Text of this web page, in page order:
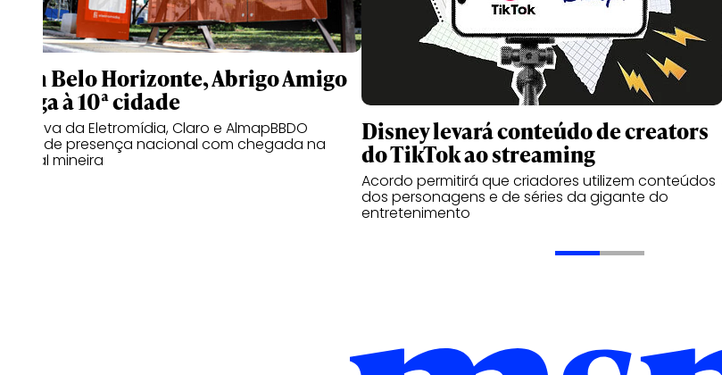
Com Belo Horizonte, Abrigo Amigo
chega à 10ª cidade
Iniciativa da Eletromídia, Claro e AlmapBBDO
expande presença nacional com chegada na
capital mineira
Disney levará conteúdo de creators
do TikTok ao streaming
Acordo permitirá que criadores utilizem conteúdos
dos personagens e de séries da gigante do
entretenimento